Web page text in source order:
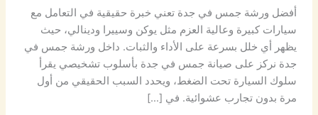
أفضل ورشة جمس في جدة تعني خبرة حقيقية في التعامل مع
سيارات كبيرة وعالية العزم مثل يوكن وسييرا ودينالي، حيث
يظهر أي خلل بسرعة على الأداء والثبات. داخل ورشة جمس في
جدة نركز على صيانة جمس في جدة بأسلوب تشخيصي يقرأ
سلوك السيارة تحت الضغط، ويحدد السبب الحقيقي من أول
مرة بدون تجارب عشوائية. في […]